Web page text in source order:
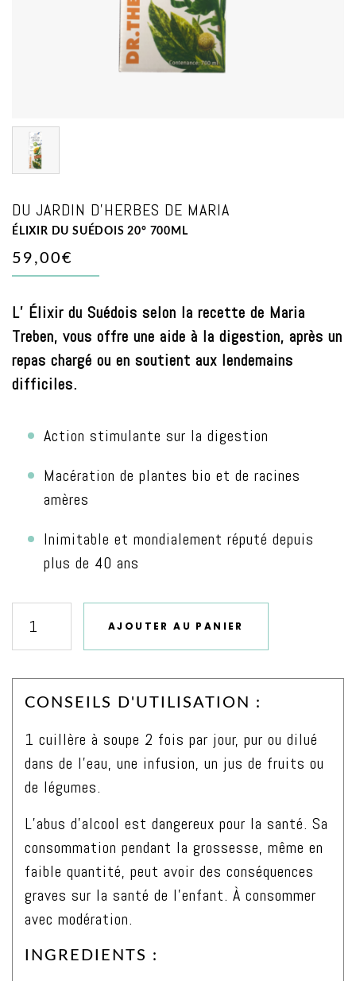
DU JARDIN D'HERBES DE MARIA
ÉLIXIR DU SUÉDOIS 20° 700ML
59,00€
L’ Élixir du Suédois selon la recette de Maria
Treben, vous offre une aide à la digestion, après un
repas chargé ou en soutient aux lendemains
difficiles.
Action stimulante sur la digestion
Macération de plantes bio et de racines
amères
Inimitable et mondialement réputé depuis
plus de 40 ans
quantité
du
suédois
20°
700ml
AJOUTER AU PANIER
CONSEILS D'UTILISATION :
1 cuillère à soupe 2 fois par jour, pur ou dilué
dans de l’eau, une infusion, un jus de fruits ou
de légumes.
L’abus d’alcool est dangereux pour la santé. Sa
consommation pendant la grossesse, même en
faible quantité, peut avoir des conséquences
graves sur la santé de l’enfant. À consommer
avec modération.
INGREDIENTS :